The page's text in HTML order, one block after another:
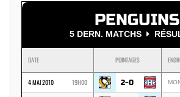
PENGUINS
5 DERN. MATCHS
DATE POINTAGES
4 MAI 2010 19H00 2-0